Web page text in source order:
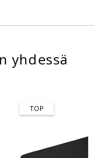
yhdessä
TOP